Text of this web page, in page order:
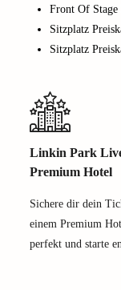
Front Of Stage
Sitzplatz
Sitzplatz
Linkin Park
Premium Hotel
Sichere dir dein
einem Premium
perfekt und starte